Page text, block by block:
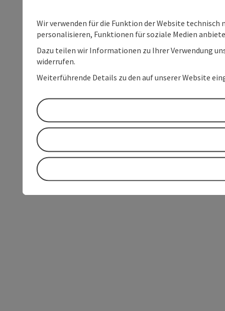
Wir verwenden für die Funktion der Website
personalisieren, Funktionen für soziale Medien
Dazu teilen wir Informationen zu Ihrer Verwendung
widerrufen.
Weiterführende Details zu den auf unserer Website